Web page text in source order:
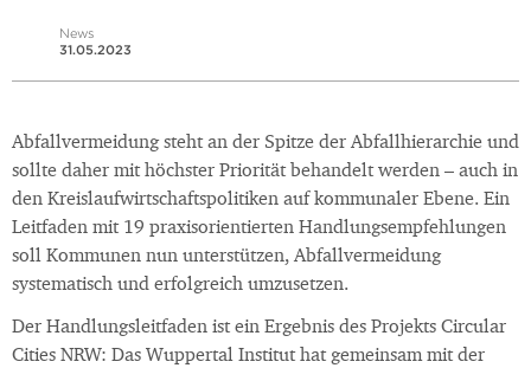
News
31.05.2023
Abfallvermeidung steht an der Spitze der Abfallhierarchie und
sollte daher mit höchster Priorität behandelt werden – auch in
den Kreislaufwirtschaftspolitiken auf kommunaler Ebene. Ein
Leitfaden mit 19 praxisorientierten Handlungsempfehlungen
soll Kommunen nun unterstützen, Abfallvermeidung
systematisch und erfolgreich umzusetzen.
Der Handlungsleitfaden ist ein Ergebnis des Projekts Circular
Cities NRW: Das Wuppertal Institut hat gemeinsam mit der